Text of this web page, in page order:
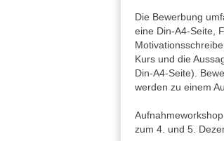
Die Bewerbung
eine Din-A4-Seite,
Kurs und die
Din-A4-Seite).
werden zu einem
zum 4. und 5.